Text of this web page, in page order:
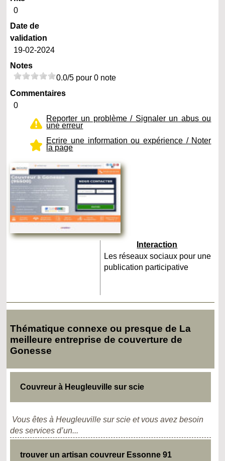
0
Date de
validation
19-02-2024
Notes
0.0/5 pour 0 note
Commentaires
0
Reporter un problème / Signaler un abus ou
une erreur
Ecrire une information ou expérience / Noter
la page
Interaction
Les réseaux sociaux pour une
publication participative
Thématique connexe ou presque de La
meilleure entreprise de couverture de
Gonesse
Couvreur à Heugleuville sur scie
Vous êtes à Heugleuville sur scie et vous avez besoin
des services d’un...
trouver un artisan couvreur Essonne 91